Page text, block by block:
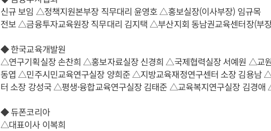
신규 보임 △정책지원본부장 직무대리 윤영호 △홍보실장(이사부장) 임규목
전보 △금융투자교육원장 직무대리 김지택 △부산지회 동남권교육센터장(부
◆ 한국교육개발원
△연구기획실장 손찬희 △홍보자료실장 신경희 △국제협력실장 서예원 △교
동엽 △민주시민교육연구실장 양희준 △지방교육재정연구센터 소장 김용남
터 소장 강성국 △평생·융합교육연구실장 김태준 △교육복지연구실장 김경
◆ 듀폰코리아
△대표이사 이복희